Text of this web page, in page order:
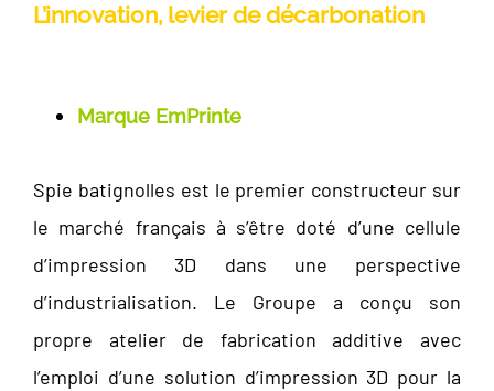
L’innovation, levier de décarbonation
Marque EmPrinte
Spie batignolles est le premier constructeur sur
le marché français à s’être doté d’une cellule
d’impression 3D dans une perspective
d’industrialisation. Le Groupe a conçu son
propre atelier de fabrication additive avec
l’emploi d’une solution d’impression 3D pour la